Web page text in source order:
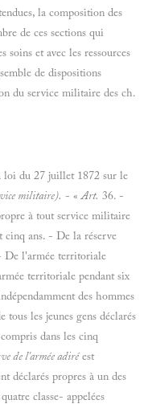
la composition des
de ces sections qui
soins et avec les ressources
de dispositions
du service militaire des ch.
du 27 juillet 1872 sur le
militaire). - «Art. 36. -
à tout service militaire
ans. - De la réserve
De l'armée territoriale
territoriale pendant six
des hommes
tous les jeunes gens déclarés
dans les cinq
de l'armée adiréest
déclarés propres à un des
classe- appelées